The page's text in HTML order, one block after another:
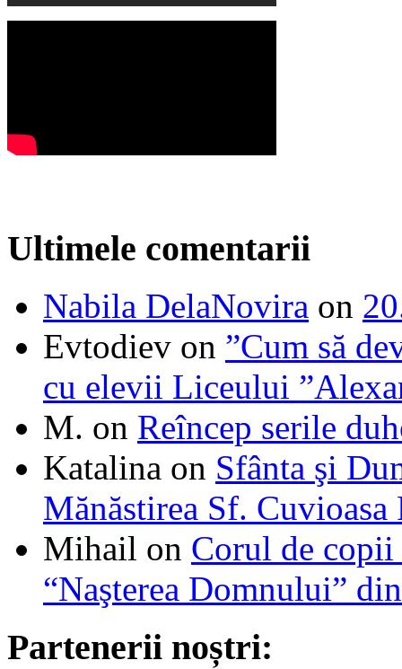
Ultimele comentarii
Nabila DelaNovira on
Evtodiev on ”Cum să
cu elevii Liceului
M. on Reîncep serile
Katalina on Sfânta şi
Mănăstirea Sf. Cuvioasa
Mihail on Corul de
“Naşterea Domnului”
Partenerii noștri: